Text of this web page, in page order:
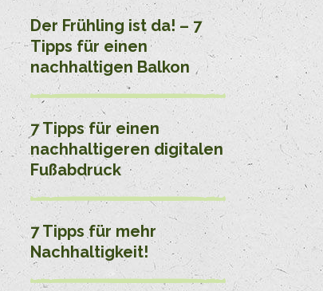
Der Frühling ist da! – 7
Tipps für einen
nachhaltigen Balkon
7 Tipps für einen
nachhaltigeren digitalen
Fußabdruck
7 Tipps für mehr
Nachhaltigkeit!